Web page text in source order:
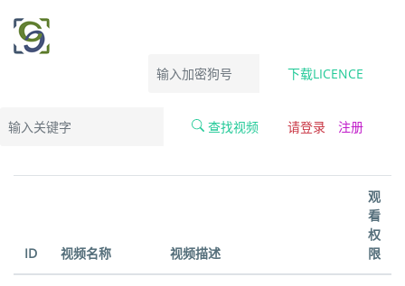
下载LICENCE
查找视频 请登录 注册
ID 视频名称 视频描述
观
看
权
限